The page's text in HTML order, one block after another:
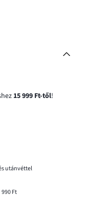
15 999 Ft-től!
utánvéttel
990 Ft